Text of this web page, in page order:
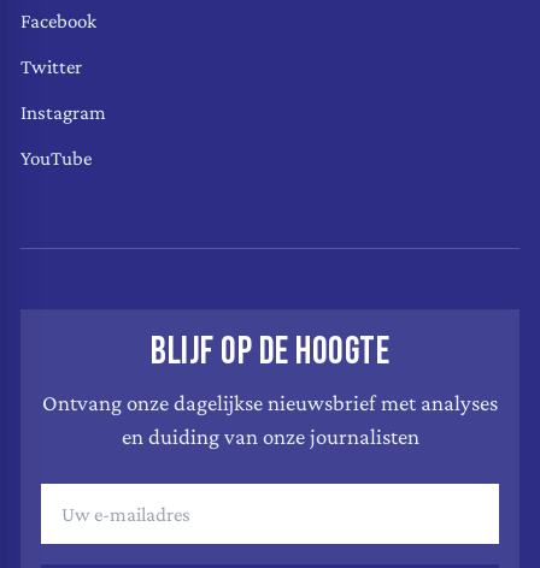
Facebook
Twitter
Instagram
YouTube
BLIJF OP DE HOOGTE
Ontvang onze dagelijkse nieuwsbrief met analyses
en duiding van onze journalisten